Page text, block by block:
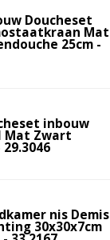
Doucheset
Mat
25cm -
inbouw
Mat Zwart
nis Demis
30x30x7cm